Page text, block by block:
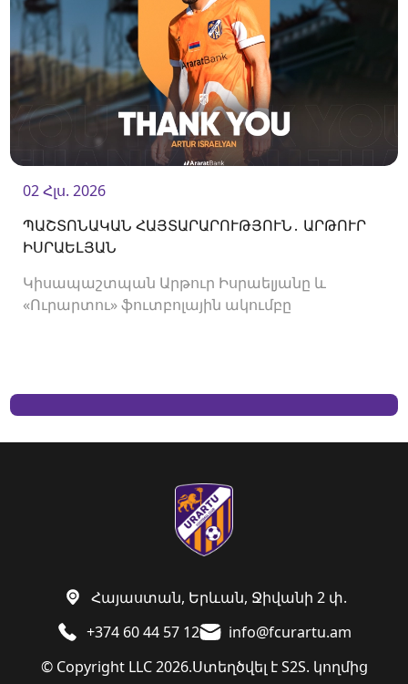
02 Հլս. 2026
ՊԱՇՏՈՆԱԿԱՆ ՀԱՅՏԱՐԱՐՈՒԹՅՈՒՆ․ ԱՐԹՈՒՐ
ԻՍՐԱԵԼՅԱՆ
Կիսապաշտպան Արթուր Իսրաելյանը և
«Ուրարտու» ֆուտբոլային ակումբը
© Copyright LLC 2026.Ստեղծվել էS2S. կողմից
+374 60 44 57 12 info@fcurartu.am
Հայաստան, Երևան, Ջիվանի 2 փ.